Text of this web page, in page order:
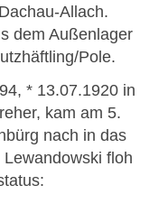
Allach.
dem Außenlager
Pole.
* 13.07.1920 in
kam am 5.
nach in das
floh